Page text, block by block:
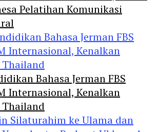
Pelatihan Komunikasi
Bahasa Jerman FBS
Internasional, Kenalkan